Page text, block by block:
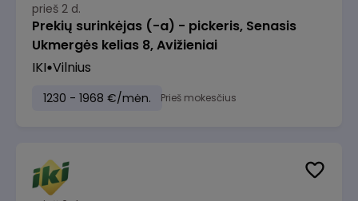
prieš 2 d.
Prekių surinkėjas (-a) - pickeris, Senasis
Ukmergės kelias 8, Avižieniai
IKI Vilnius
1230 - 1968 €/mėn. Prieš mokesčius